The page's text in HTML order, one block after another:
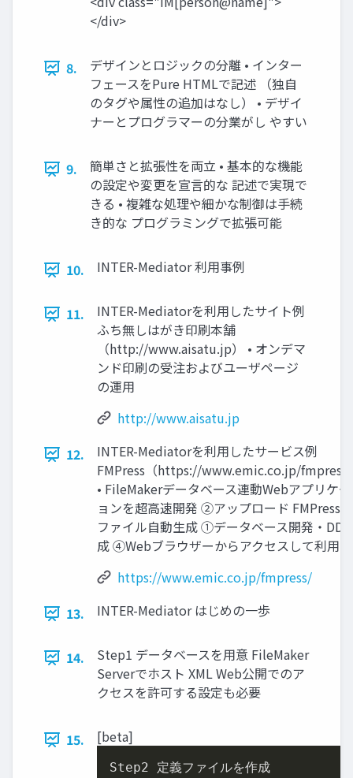
</div>
8.
デザインとロジックの分離 • インター
フェースをPure HTMLで記述 （独自
のタグや属性の追加はなし） • デザイ
ナーとプログラマーの分業がし やすい
9.
簡単さと拡張性を両立 • 基本的な機能
の設定や変更を宣言的な 記述で実現で
きる • 複雑な処理や細かな制御は手続
き的な プログラミングで拡張可能
10. INTER-Mediator 利用事例
11.
INTER-Mediatorを利用したサイト例
ふち無しはがき印刷本舗
（http://www.aisatu.jp） • オンデマ
ンド印刷の受注およびユーザページ
の運用
http://www.aisatu.jp
12.
INTER-Mediatorを利用したサービス例
FMPress（https://www.emic.co.jp/
• FileMakerデータベース連動Webアプリケ
ョンを超高速開発 ②アップロード FMPress
ファイル自動生成 ①データベース開発・
成 ④Webブラウザーからアクセスして利用
https://www.emic.co.jp/fmpress/
13.
INTER-Mediator はじめの一歩
14.
Step1 データベースを用意 FileMaker
Serverでホスト XML Web公開でのア
クセスを許可する設定も必要
15. [beta]
Step2 定義ファイルを作成